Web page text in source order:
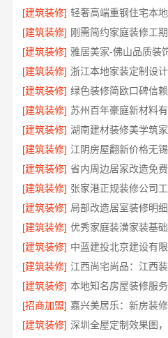
[建筑装修]
[建筑装修]
[建筑装修] 雅居美家-佛山品质装
[建筑装修]
[建筑装修]
[建筑装修]
[建筑装修]
[建筑装修]
[建筑装修]
[建筑装修]
[建筑装修]
[建筑装修]
[建筑装修]
[建筑装修] 江西尚宅尚品：江西
[建筑装修]
[招商加盟] 嘉兴美居乐：新房装
[建筑装修] 深圳全屋定制效果图